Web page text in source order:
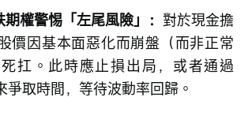
權警惕「左尾風險」： 對於現金擔
價因基本面惡化而崩盤（而非正常
扛。此時應止損出局，或者通過
爭取時間，等待波動率回歸。